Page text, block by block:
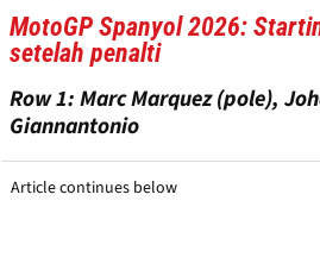
MotoGP Spanyol 2026:
setelah penalti
Row 1: Marc Marquez (pole),
Giannantonio
Article continues below